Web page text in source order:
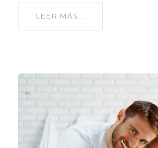
LEER MÁS...